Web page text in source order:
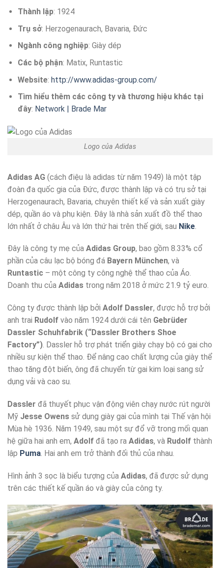
Thành lập: 1924
Trụ sở: Herzogenaurach, Bavaria, Đức
Ngành công nghiệp: Giày dép
Các bộ phận: Matix, Runtastic
Website: http://www.adidas-group.com/
Tìm hiểu thêm các công ty và thương hiệu khác tại
đây: Network | Brade Mar
Logo của Adidas
Adidas AG (cách điệu là adidas từ năm 1949) là một tập
đoàn đa quốc gia của Đức, được thành lập và có trụ sở tại
Herzogenaurach, Bavaria, chuyên thiết kế và sản xuất giày
dép, quần áo và phụ kiện. Đây là nhà sản xuất đồ thể thao
lớn nhất ở châu Âu và lớn thứ hai trên thế giới, sau Nike
Đây là công ty mẹ của Adidas Group, bao gồm 8.33% cổ
phần của câu lạc bộ bóng đá Bayern München, và
Runtastic – một công ty công nghệ thể thao của Áo.
Doanh thu của Adidas trong năm 2018 ở mức 21.9 tỷ euro.
Công ty được thành lập bởi Adolf Dassler, được hỗ trợ bởi
anh trai Rudolf vào năm 1924 dưới cái tên Gebrüder
Dassler Schuhfabrik (“Dassler Brothers Shoe
Factory”). Dassler hỗ trợ phát triển giày chạy bộ có gai cho
nhiều sự kiện thể thao. Để nâng cao chất lượng của giày thể
thao tăng đột biến, ông đã chuyển từ gai kim loại sang sử
dụng vải và cao su.
Dassler đã thuyết phục vận động viên chạy nước rút người
Mỹ Jesse Owens sử dụng giày gai của mình tại Thế vận hội
Mùa hè 1936. Năm 1949, sau một sự đổ vỡ trong mối quan
hệ giữa hai anh em, Adolf đã tạo ra Adidas, và Rudolf thành
lập Puma. Hai anh em trở thành đối thủ của nhau.
Hình ảnh 3 sọc là biểu tượng của Adidas, đã được sử dụng
trên các thiết kế quần áo và giày của công ty.